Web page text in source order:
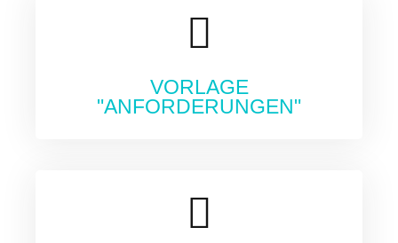
VORLAGE
"ANFORDERUNGEN"